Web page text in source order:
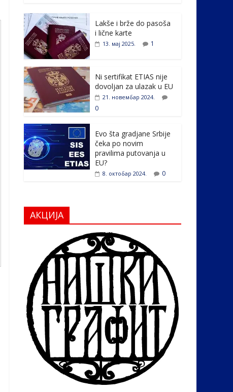
e
b
o
o
k
itt
er e
dI
er ar
e
Lakše i brže do pasoša
i lične karte
13. мај 2025. 1
Ni sertifikat ETIAS nije
dovoljan za ulazak u EU
21. новембар 2024.
0
Evo šta gradjane Srbije
čeka po novim
pravilima putovanja u
EU?
8. октобар 2024. 0
АКЦИЈА